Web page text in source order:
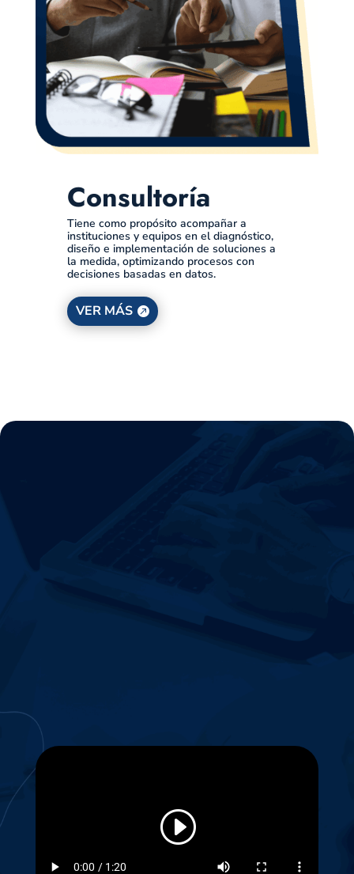
Consultoría
Tiene como propósito acompañar a
instituciones y equipos en el diagnóstico,
diseño e implementación de soluciones a
la medida, optimizando procesos con
decisiones basadas en datos.
VER MÁS